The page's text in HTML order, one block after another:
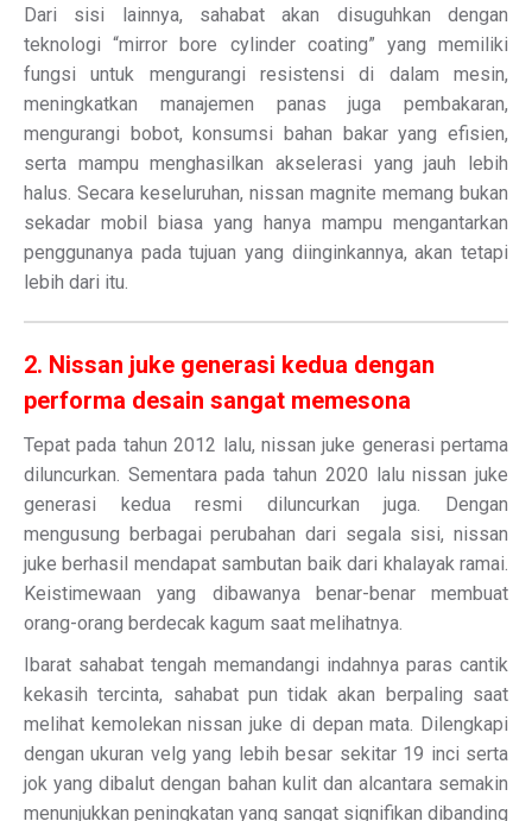
Dari sisi lainnya, sahabat akan disuguhkan dengan
teknologi “mirror bore cylinder coating” yang memiliki
fungsi untuk mengurangi resistensi di dalam mesin,
meningkatkan manajemen panas juga pembakaran,
mengurangi bobot, konsumsi bahan bakar yang efisien,
serta mampu menghasilkan akselerasi yang jauh lebih
halus. Secara keseluruhan, nissan magnite memang bukan
sekadar mobil biasa yang hanya mampu mengantarkan
penggunanya pada tujuan yang diinginkannya, akan tetapi
lebih dari itu.
2. Nissan juke generasi kedua dengan
performa desain sangat memesona
Tepat pada tahun 2012 lalu, nissan juke generasi pertama
diluncurkan. Sementara pada tahun 2020 lalu nissan juke
generasi kedua resmi diluncurkan juga. Dengan
mengusung berbagai perubahan dari segala sisi, nissan
juke berhasil mendapat sambutan baik dari khalayak ramai.
Keistimewaan yang dibawanya benar-benar membuat
orang-orang berdecak kagum saat melihatnya.
Ibarat sahabat tengah memandangi indahnya paras cantik
kekasih tercinta, sahabat pun tidak akan berpaling saat
melihat kemolekan nissan juke di depan mata. Dilengkapi
dengan ukuran velg yang lebih besar sekitar 19 inci serta
jok yang dibalut dengan bahan kulit dan alcantara semakin
menunjukkan peningkatan yang sangat signifikan dibanding